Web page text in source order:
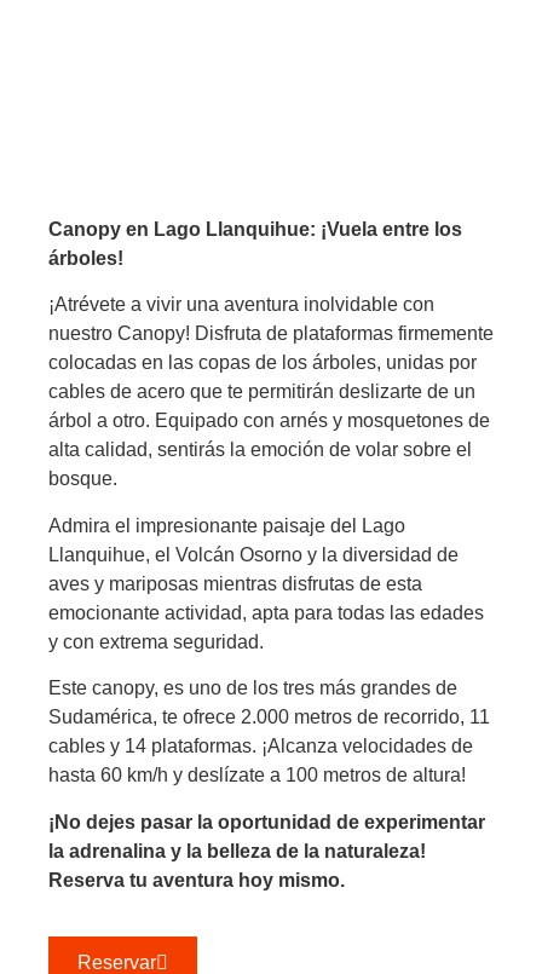
Canopy en Lago Llanquihue: ¡Vuela entre los
árboles!
¡Atrévete a vivir una aventura inolvidable con
nuestro Canopy! Disfruta de plataformas firmemente
colocadas en las copas de los árboles, unidas por
cables de acero que te permitirán deslizarte de un
árbol a otro. Equipado con arnés y mosquetones de
alta calidad, sentirás la emoción de volar sobre el
bosque.
Admira el impresionante paisaje del Lago
Llanquihue, el Volcán Osorno y la diversidad de
aves y mariposas mientras disfrutas de esta
emocionante actividad, apta para todas las edades
y con extrema seguridad.
Este canopy, es uno de los tres más grandes de
Sudamérica, te ofrece 2.000 metros de recorrido, 11
cables y 14 plataformas. ¡Alcanza velocidades de
hasta 60 km/h y deslízate a 100 metros de altura!
¡No dejes pasar la oportunidad de experimentar
la adrenalina y la belleza de la naturaleza!
Reserva tu aventura hoy mismo.
Reservar